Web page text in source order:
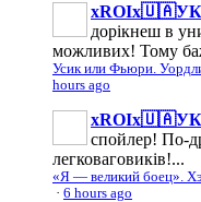
дорікнеш в
можливих! Тому
Усик или Фьюри.
hours ago
спойлер! По-
легковаговиків!...
«Я — великий боец».
· 6 hours ago